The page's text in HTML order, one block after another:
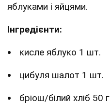
яблуками і яйцями.
Інгредієнти:
кисле яблуко 1 шт.
цибуля шалот 1 шт.
бріош/білий хліб 50 г